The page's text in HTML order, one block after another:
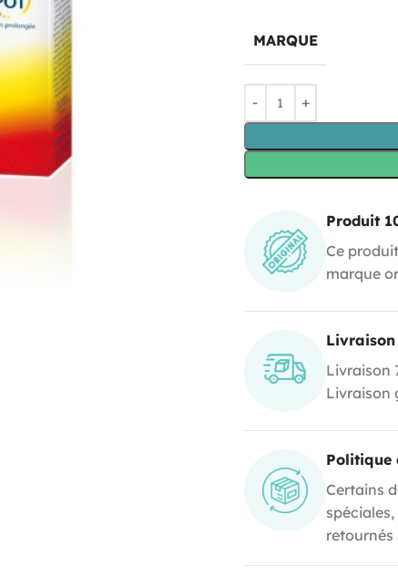
MARQUE
Produit
Ce
marque
Livraison
Livraison
Politique
Certains
retournés